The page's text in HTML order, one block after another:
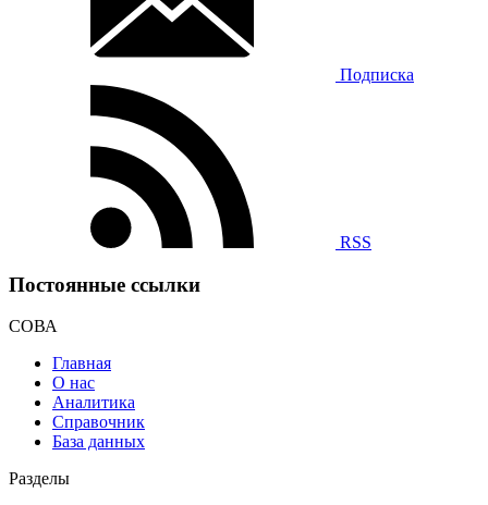
Подписка
RSS
Постоянные ссылки
СОВА
Главная
О нас
Аналитика
Справочник
База данных
Разделы